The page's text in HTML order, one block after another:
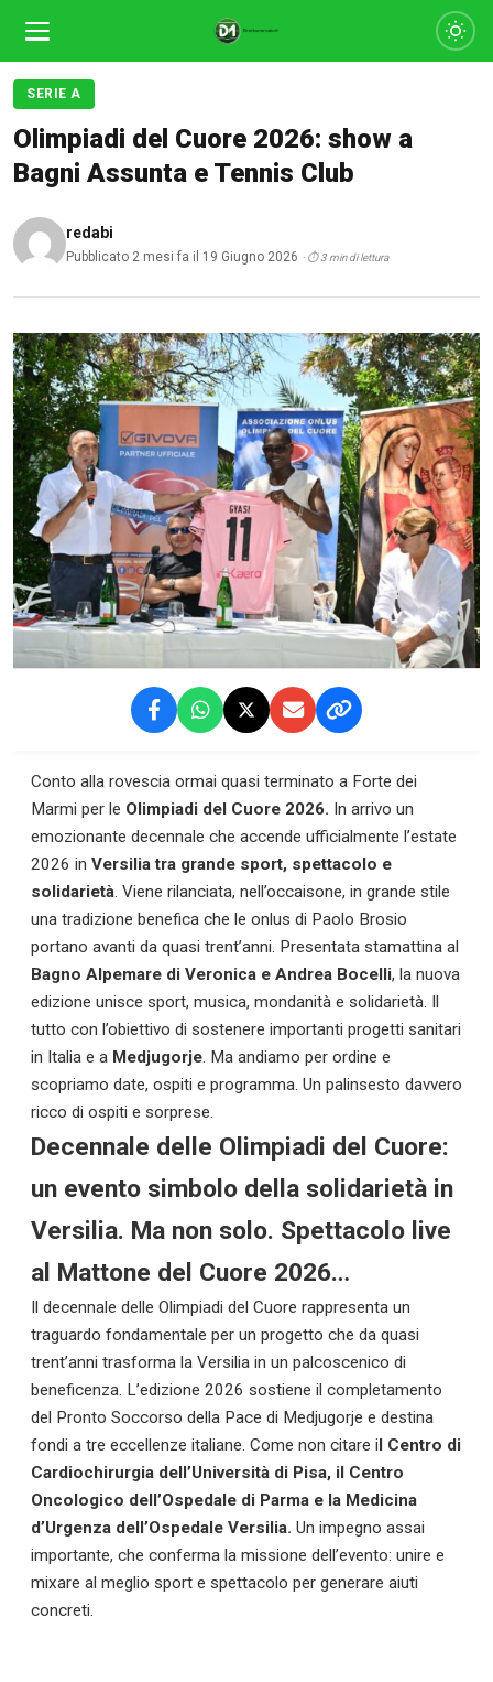
SERIE A
Olimpiadi del Cuore 2026: show a
Bagni Assunta e Tennis Club
redabi
Pubblicato 2 mesi fa il 19 Giugno 2026 · ⏱ 3 min di lettura
Conto alla rovescia ormai quasi terminato a Forte dei
Marmi per le Olimpiadi del Cuore 2026. In arrivo un
emozionante decennale che accende ufficialmente l’estate
2026 in Versilia tra grande sport, spettacolo e
solidarietà. Viene rilanciata, nell’occaisone, in grande stile
una tradizione benefica che le onlus di Paolo Brosio
portano avanti da quasi trent’anni. Presentata stamattina al
Bagno Alpemare di Veronica e Andrea Bocelli, la nuova
edizione unisce sport, musica, mondanità e solidarietà. Il
tutto con l’obiettivo di sostenere importanti progetti sanitari
in Italia e a Medjugorje. Ma andiamo per ordine e
scopriamo date, ospiti e programma. Un palinsesto davvero
ricco di ospiti e sorprese.
Decennale delle Olimpiadi del Cuore:
un evento simbolo della solidarietà in
Versilia. Ma non solo. Spettacolo live
al Mattone del Cuore 2026…
Il decennale delle Olimpiadi del Cuore rappresenta un
traguardo fondamentale per un progetto che da quasi
trent’anni trasforma la Versilia in un palcoscenico di
beneficenza. L’edizione 2026 sostiene il completamento
del Pronto Soccorso della Pace di Medjugorje e destina
fondi a tre eccellenze italiane. Come non citare il Centro di
Cardiochirurgia dell’Università di Pisa, il Centro
Oncologico dell’Ospedale di Parma e la Medicina
d’Urgenza dell’Ospedale Versilia. Un impegno assai
importante, che conferma la missione dell’evento: unire e
mixare al meglio sport e spettacolo per generare aiuti
concreti.